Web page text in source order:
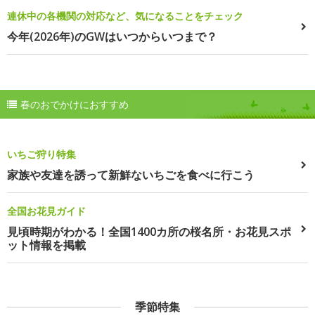
連休中の各機関の対応など、気になることをチェック
今年(2026年)のGWはいつからいつまで？
春のおでかけにおすすめ
いちご狩り特集
家族や友達を誘って新鮮ないちごを食べに行こう
全国お花見ガイド
見頃時期がわかる！全国1400カ所の桜名所・お花見スポ
ット情報を掲載
季節特集